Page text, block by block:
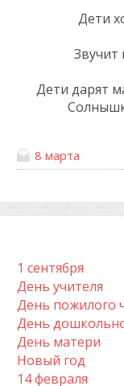
Дети
Звучит
Дети дарят
8 марта
1 сентября
День учителя
День пожилого
День
День матери
Новый год
14 февраля